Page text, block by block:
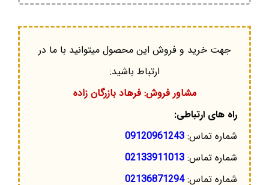
جهت خرید و فروش این محصول میتوانید با ما در
ارتباط باشید:
مشاور فروش: فرهاد بازرگان زاده
راه های ارتباطی:
شماره تماس: 09120961243
شماره تماس: 02133911013
شماره تماس:02136871294